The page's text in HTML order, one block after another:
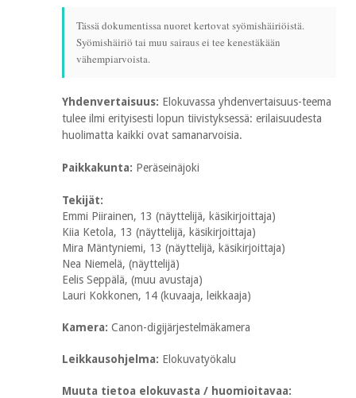
Tässä dokumentissa nuoret kertovat syömishäiriöistä.
Syömishäiriö tai muu sairaus ei tee kenestäkään
vähempiarvoista.
Yhdenvertaisuus: Elokuvassa yhdenvertaisuus-teema
tulee ilmi erityisesti lopun tiivistyksessä: erilaisuudesta
huolimatta kaikki ovat samanarvoisia.
Paikkakunta: Peräseinäjoki
Tekijät:
Emmi Piirainen, 13 (näyttelijä, käsikirjoittaja)
Kiia Ketola, 13 (näyttelijä, käsikirjoittaja)
Mira Mäntyniemi, 13 (näyttelijä, käsikirjoittaja)
Nea Niemelä, (näyttelijä)
Eelis Seppälä, (muu avustaja)
Lauri Kokkonen, 14 (kuvaaja, leikkaaja)
Kamera: Canon-digijärjestelmäkamera
Leikkausohjelma: Elokuvatyökalu
Muuta tietoa elokuvasta / huomioitavaa: